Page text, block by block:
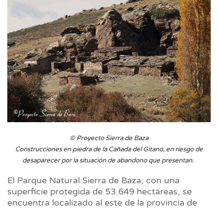
© Proyecto Sierra de Baza
Construcciones en piedra de la Cañada del Gitano, en riesgo de
desaparecer por la situación de abandono que presentan.
El Parque Natural Sierra de Baza, con una
superficie protegida de 53.649 hectáreas, se
encuentra localizado al este de la provincia de